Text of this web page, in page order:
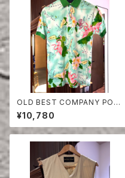
OLD BEST COMPANY POL
O SHIRT
¥10,780